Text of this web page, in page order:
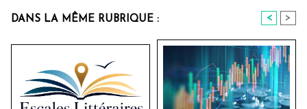
DANS LA MÊME RUBRIQUE : < >